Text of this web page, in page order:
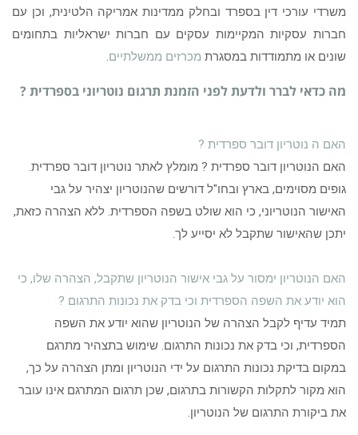
משרדי עורכי דין בספרד ובחלק ממדינות אמריקה הלטינית, וכן עם
חברות עסקיות המקיימות עסקים עם חברות ישראליות בתחומים
שונים או מתמודדות במסגרת מכרזים ממשלתיים.
מה כדאי לברר ולדעת לפני הזמנת תרגום נוטריוני בספרדית ?
האם ה נוטריון דובר ספרדית ?
האם הנוטריון דובר ספרדית ? מומלץ לאתר נוטריון דובר ספרדית.
גופים מסוימים, בארץ ובחו"ל דורשים שהנוטריון יצהיר על גבי
האישור הנוטריוני, כי הוא שולט בשפה הספרדית. ללא הצהרה כזאת,
יתכן שהאישור שתקבל לא יסייע לך.
האם הנוטריון ימסור על גבי אישור הנוטריון שתקבל, הצהרה שלו, כי
הוא יודע את השפה הספרדית וכי בדק את נכונות התרגום ?
תמיד עדיף לקבל הצהרה של הנוטריון שהוא יודע את השפה
הספרדית, וכי בדק את נכונות התרגום. שימוש בתצהיר מתרגם
במקום בדיקת נכונות התרגום על ידי הנוטריון ומתן הצהרה על כך,
הוא מקור לתקלות הקשורות בתרגום, שכן תרגום המתרגם אינו עובר
את ביקורת התרגום של הנוטריון.